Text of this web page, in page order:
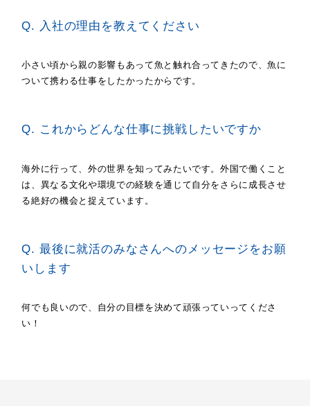
Q. 入社の理由を教えてください
小さい頃から親の影響もあって魚と触れ合ってきたので、魚に
ついて携わる仕事をしたかったからです。
Q. これからどんな仕事に挑戦したいですか
海外に行って、外の世界を知ってみたいです。外国で働くこと
は、異なる文化や環境での経験を通じて自分をさらに成長させ
る絶好の機会と捉えています。
Q. 最後に就活のみなさんへのメッセージをお願
いします
何でも良いので、自分の目標を決めて頑張っていってくださ
い！